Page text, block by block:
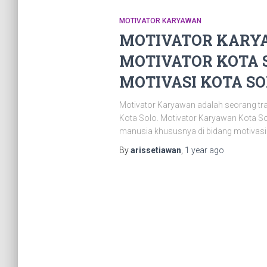
MOTIVATOR KARYAWAN
MOTIVATOR
MOTIVATOR KOTA
MOTIVASI KOTA
Motivator Karyawan adalah seorang
Kota Solo. Motivator Karyawan Kota
manusia khususnya di bidang
Byarissetiawan 1 yearago